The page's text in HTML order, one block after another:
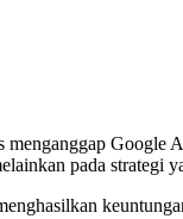
Google
pada strategi